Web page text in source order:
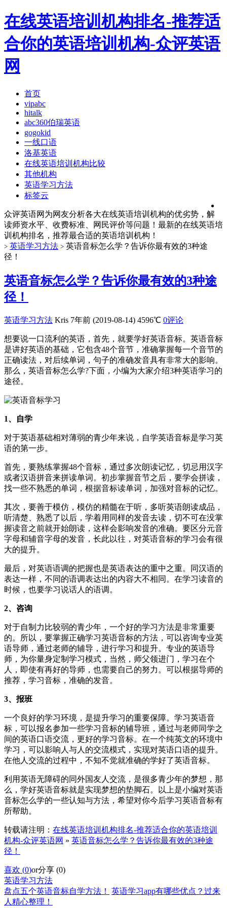
在线英语培训机构排名-推荐适
合你的英语培训机构-众评英语
网
首页
vipabc
hitalk
abc360伯瑞英语
gogokid
一线口语
洛基英语
在线英语培训机构比较
其他机构
英语学习方法
标签云
众评英语网为网友分析各大在线英语培训机构的优劣势，解
读师资水平、收费标准、网民评价等问题！最新的在线英语培
训机构排名，推荐最合适的英语培训机构！
> 英语学习方法 > 英语音标怎么学？告诉你最有效的3种途
径！
英语音标怎么学？告诉你最有效的3种途
径！
英语学习方法 Kris 7年前 (2019-08-14) 4596℃ 0评论
想要说一口流利的英语，首先，就要学好英语音标。英语音标
是讲好英语的基础，它包含48个音节，准确掌握每一个音节的
正确读法，对后续单词，句子的准确发音具有非常大的影响。
那么，英语音标怎么学?下面，小编为大家介绍3种英语学习的
途径。
1、自学
对于英语基础相对薄弱的青少年来说，自学英语音标是学习英
语的第一步。
首先，要熟练掌握48个音标，通过多次朗读记忆，切忌用汉字
或者汉语拼音来拼读单词。初步掌握音节之后，要学会拼读，
找一些不熟悉的单词，根据音标读单词，加强对音标的记忆。
其次，要善于模仿，模仿的精髓在于听，多听英语朗读成品，
听清楚、熟悉了以后，学着用同样的发音去读，切不可在没掌
握读音之前就开始朗读，这样会影响发音的准确。要区分元音
字母和辅音字母的发音，长此以往，对英语音标的学习会有很
大的提升。
最后，对英语语调的把握也是英语表达的重中之重。同汉语的
表达一样，不同的语调表达出的内容大不相同。在学习读音的
时候，也要学习说话人的语调。
2、咨询
对于自制力比较弱的青少年，一个好的学习方法是非常重要
的。所以，要掌握正确学习英语音标的方法，可以咨询专业英
语导师，通过老师的辅导，进行学习和提升。专业的英语导
师，为你量身定制学习模式，当然，师父领进门，学习在个
人，即使有再好的导师，也需要自己的努力。可以根据导师的
推荐，学习音标，准确的发音。
3、报班
一个良好的学习环境，是提升学习的重要保障。学习英语音
标，可以报名参加一些学习音标的辅导班，通过与老师同学之
间的英语口语交流，更好的学习音标。在一个纯英文的环境中
学习，可以影响人与人的交流模式，实现对英语口语的提升。
在他人交流的过程中，不知不觉就准确的学好了英语音标。
利用英语无障碍的同外国友人交流，是很多青少年的梦想，那
么，学好英语音标就是实现梦想的垫脚石。以上是小编对英语
音标怎么学的一些认知与方法，希望对你今后学习英语音标有
所帮助。
转载请注明： 在线英语培训机构排名-推荐适合你的英语培训
机构-众评英语网 » 英语音标怎么学？告诉你最有效的3种途
径！
喜欢 (0)or分享 (0)
英语学习方法
盘点五个英语音标自学方法！
英语学习app有哪些优点？过来
人精心整理！